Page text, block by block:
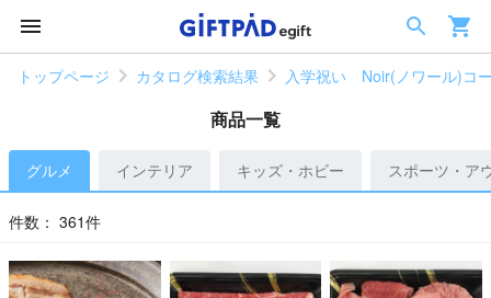
トップページ カタログ検索結果 入学祝い Noir(ノワール)コ
商品一覧
グルメ インテリア キッズ・ホビー スポーツ・ア
件数： 361件